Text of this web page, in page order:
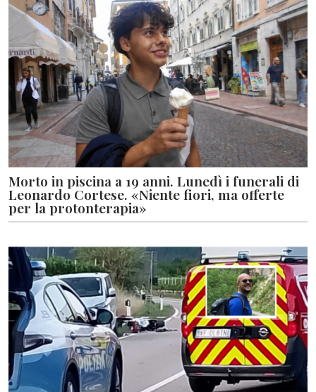
Morto in piscina a 19 anni. Lunedì i funerali di
Leonardo Cortese. «Niente fiori, ma offerte
per la protonterapia»